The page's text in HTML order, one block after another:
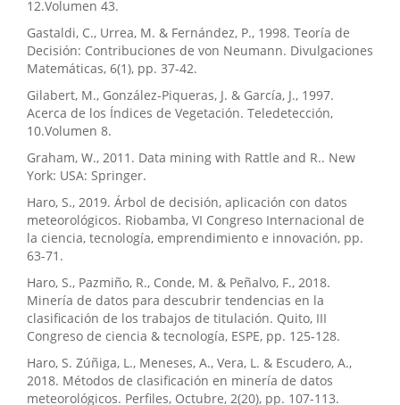
12.Volumen 43.
Gastaldi, C., Urrea, M. & Fernández, P., 1998. Teoría de
Decisión: Contribuciones de von Neumann. Divulgaciones
Matemáticas, 6(1), pp. 37-42.
Gilabert, M., González-Piqueras, J. & García, J., 1997.
Acerca de los Índices de Vegetación. Teledetección,
10.Volumen 8.
Graham, W., 2011. Data mining with Rattle and R.. New
York: USA: Springer.
Haro, S., 2019. Árbol de decisión, aplicación con datos
meteorológicos. Riobamba, VI Congreso Internacional de
la ciencia, tecnología, emprendimiento e innovación, pp.
63-71.
Haro, S., Pazmiño, R., Conde, M. & Peñalvo, F., 2018.
Minería de datos para descubrir tendencias en la
clasificación de los trabajos de titulación. Quito, III
Congreso de ciencia & tecnología, ESPE, pp. 125-128.
Haro, S. Zúñiga, L., Meneses, A., Vera, L. & Escudero, A.,
2018. Métodos de clasificación en minería de datos
meteorológicos. Perfiles, Octubre, 2(20), pp. 107-113.